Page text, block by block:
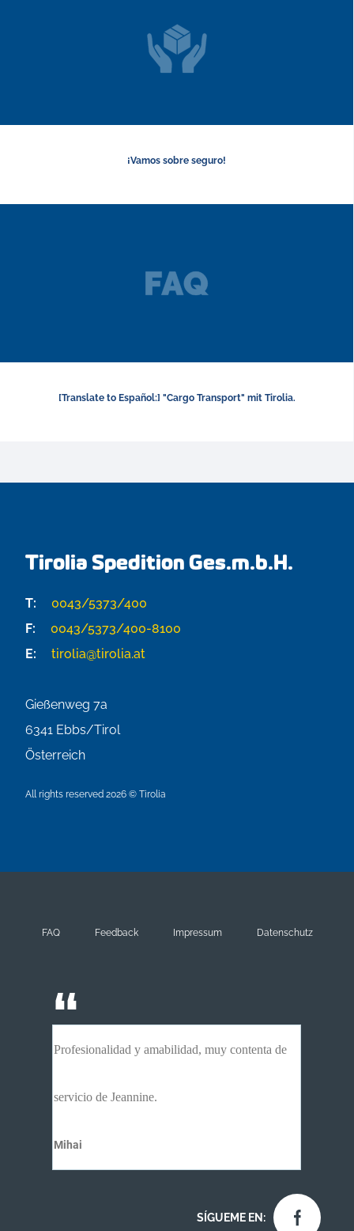
¡Vamos sobre seguro!
[Translate to Español:] "Cargo Transport" mit Tirolia.
Tirolia Spedition Ges.m.b.H.
T:
0043/5373/400
F:
0043/5373/400-8100
E:
tirolia@tirolia.at
Gießenweg 7a
6341 Ebbs/Tirol
Österreich
All rights reserved 2026 © Tirolia
FAQ Feedback Impressum Datenschutz
Profesionalidad y amabilidad, muy contenta de
servicio de Jeannine.
Mihai
SÍGUEME EN: